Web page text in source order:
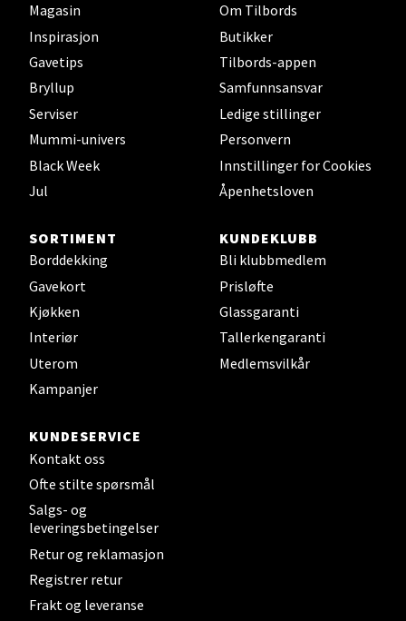
Magasin
Inspirasjon
Gavetips
Bryllup
Serviser
Mummi-univers
Black Week
Jul
Om Tilbords
Butikker
Tilbords-appen
Samfunnsansvar
Ledige stillinger
Personvern
Innstillinger for Cookies
Åpenhetsloven
SORTIMENT
Borddekking
Gavekort
Kjøkken
Interiør
Uterom
Kampanjer
KUNDEKLUBB
Bli klubbmedlem
Prisløfte
Glassgaranti
Tallerkengaranti
Medlemsvilkår
KUNDESERVICE
Kontakt oss
Ofte stilte spørsmål
Salgs- og
leveringsbetingelser
Retur og reklamasjon
Registrer retur
Frakt og leveranse
Strangata 26, 8400 Sortland
Åpent i dag 10-19
7 i butikk
Velg
Sjøfartsgata 2, 7714 Steinkjer
Velg
Leirvik - Stord
Torgbakken 2, 5401 Stord
Åpent i dag 10-17
10 i butikk